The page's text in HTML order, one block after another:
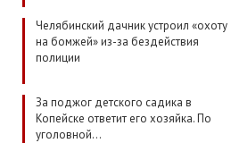
Челябинский дачник устроил «охоту
на бомжей» из-за бездействия
полиции
За поджог детского садика в
Копейске ответит его хозяйка. По
уголовной…